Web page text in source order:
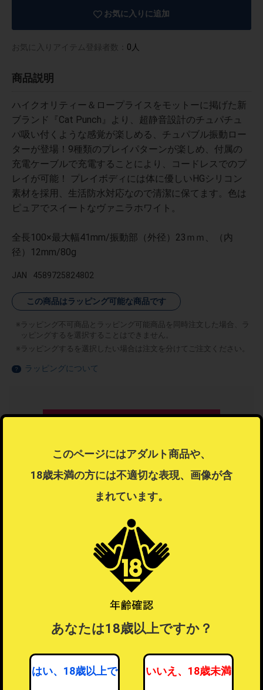
お気に入りに追加
お気に入りアイテム登録者数： 0人
商品説明
ハイクオリティー＆ロープライスをモットーに掲げた新
ブランド『Cat Punch』より、超静音設計のチュパチュ
パ吸い付くような感覚が楽しめる、チュパブル振動ロー
ターが登場！9種類のプレイパターンが楽しめ、付属の
充電ケーブルで充電することにより、コードレスでのプ
レイが可能！ プレイボディには体に優しいHGシリコン
素材を採用、生活防水対応なので清潔に保てます。色は
ピュアでスイートなヴァニラホワイト。
全長100×最大幅41mm/振動部（外径）23ｍｍ、（内
径）12mm/80g
JAN 4589725824802
この商品はラッピング可能な商品です
ラッピング不可商品とラッピング可能商品を同時注文した場合、ラ
ッピングするを選択することはできません。
ラッピングするを選択したい場合は注文を分けてご注文ください。
？ ラッピングについて
女性向けアダルト・トイ
46人がフォロー中
フォロー機能とは？
このページにはアダルト商品や、
18歳未満の方には不適切な表現、画像が含
まれています。
あなたは18歳以上ですか？
はい、18歳以上で いいえ、18歳未満